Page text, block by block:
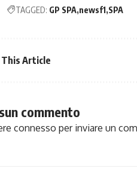
TAGGED: GP SPA newsf1 SPA
This Article
commento
connesso per inviare un